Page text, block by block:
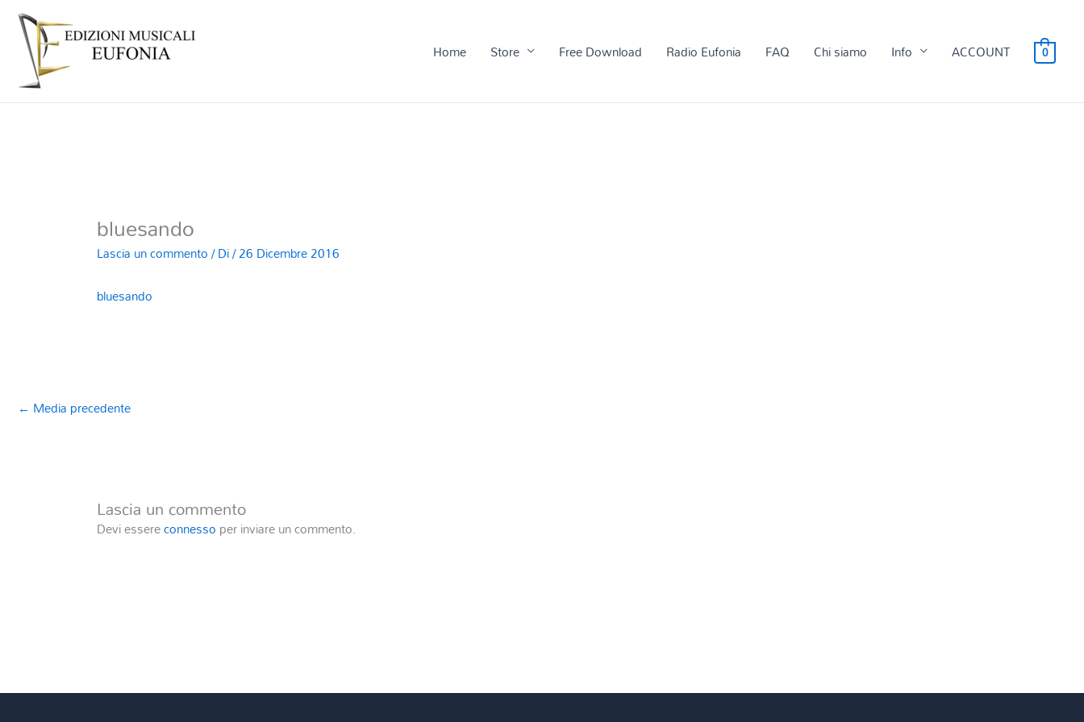
Home Store Free Download Radio Eufonia FAQ Chi siamo Info ACCOUNT 0
bluesando
Lascia un commento/ Di/26 Dicembre 2016
bluesando
← Media precedente
Lascia un commento
Devi essereconnesso per inviare un commento.